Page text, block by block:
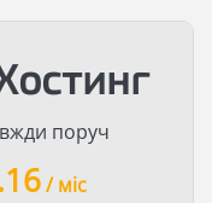
поруч
/ міс